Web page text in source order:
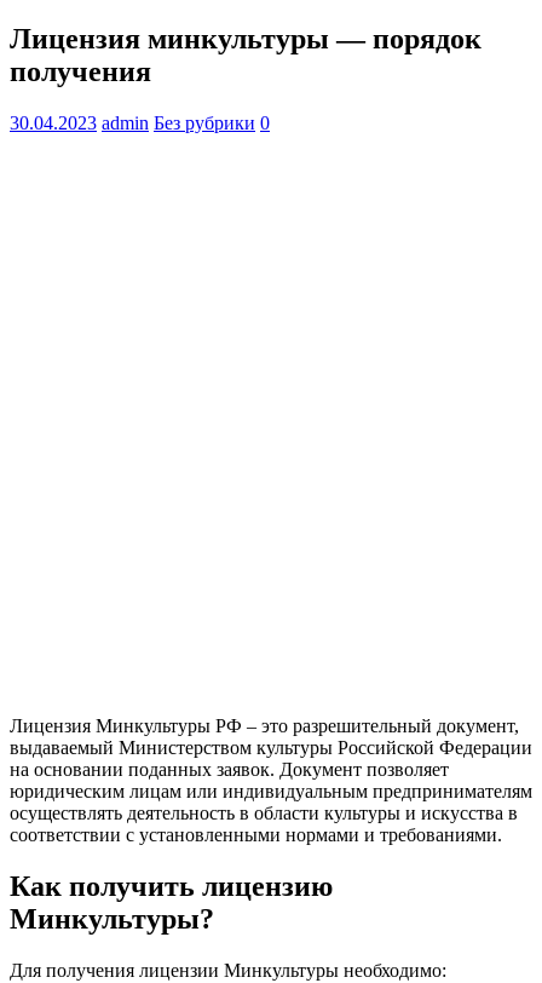
Лицензия минкультуры — порядок
получения
30.04.2023 admin Без рубрики 0
Лицензия Минкультуры РФ – это разрешительный документ,
выдаваемый Министерством культуры Российской Федерации
на основании поданных заявок. Документ позволяет
юридическим лицам или индивидуальным предпринимателям
осуществлять деятельность в области культуры и искусства в
соответствии с установленными нормами и требованиями.
Как получить лицензию
Минкультуры?
Для получения лицензии Минкультуры необходимо: